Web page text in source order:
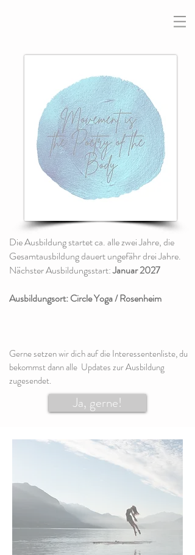
Die Ausbildung startet ca. alle zwei Jahre, die
Gesamtausbildung dauert ungefähr drei Jahre.
Nächster Ausbildungsstart:Januar 2027
Ausbildungsort: Circle Yoga / Rosenheim
Gerne setzen wir dich auf die Interessentenliste, du
bekommst dann alle Updates zur Ausbildung
zugesendet.
Ja, gerne!